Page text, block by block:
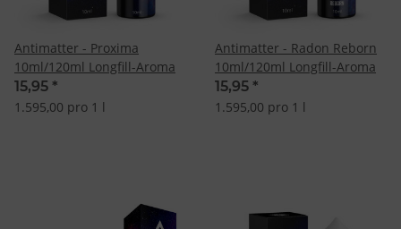
Antimatter - Proxima
10ml/120ml Longfill-Aroma
15,95 *
1.595,00 pro 1 l
Antimatter - Radon Reborn
10ml/120ml Longfill-Aroma
15,95 *
1.595,00 pro 1 l